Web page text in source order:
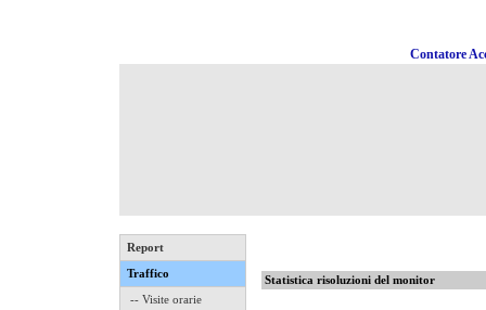
Contatore
Report
Traffico
-- Visite orarie
Statistica risoluzioni del monitor